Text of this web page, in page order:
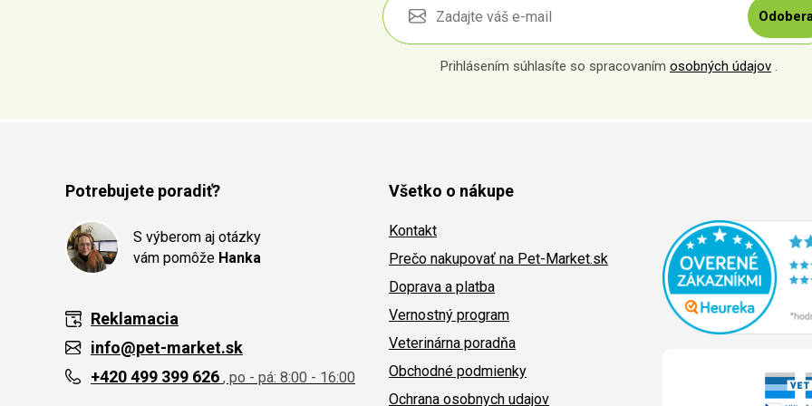
Prihlásením súhlasíte so spracovaním osobných údajov .
Potrebujete poradiť?
S výberom aj otázky
vám pomôže Hanka
Reklamacia
info@pet-market.sk
+420 499 399 626 , po - pá: 8:00 - 16:00
Všetko o nákupe
Kontakt
Prečo nakupovať na Pet-Market.sk
Doprava a platba
Vernostný program
Veterinárna poradňa
Obchodné podmienky
Ochrana osobnych udajov